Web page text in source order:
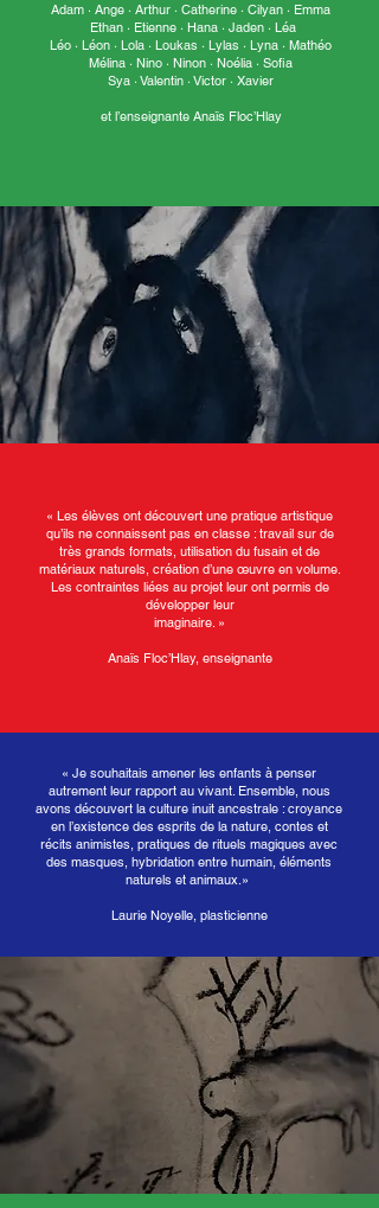
Adam · Ange · Arthur · Catherine · Cilyan · Emma
Ethan · Etienne · Hana · Jaden · Léa
Léo · Léon · Lola · Loukas · Lylas · Lyna · Mathéo
Mélina · Nino · Ninon · Noélia · Sofia
Sya · Valentin · Victor · Xavier
et l’enseignante Anaïs Floc’Hlay
« Les élèves ont découvert une pratique artistique
qu’ils ne connaissent pas en classe : travail sur de
très grands formats, utilisation du fusain et de
matériaux naturels, création d’une œuvre en volume.
Les contraintes liées au projet leur ont permis de
développer leur
imaginaire. »
Anaïs Floc’Hlay, enseignante
« Je souhaitais amener les enfants à penser
autrement leur rapport au vivant. Ensemble, nous
avons découvert la culture inuit ancestrale : croyance
en l’existence des esprits de la nature, contes et
récits animistes, pratiques de rituels magiques avec
des masques, hybridation entre humain, éléments
naturels et animaux.»
Laurie Noyelle, plasticienne